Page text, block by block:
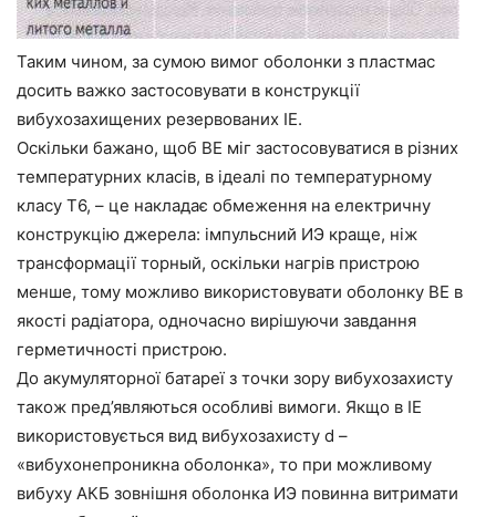
Таким чином, за сумою вимог оболонки з пластмас
досить важко застосовувати в конструкції
вибухозахищених резервованих ІЕ.
Оскільки бажано, щоб ВЕ міг застосовуватися в різних
температурних класів, в ідеалі по температурному
класу Т6, – це накладає обмеження на електричну
конструкцію джерела: імпульсний ИЭ краще, ніж
трансформації торный, оскільки нагрів пристрою
менше, тому можливо використовувати оболонку ВЕ в
якості радіатора, одночасно вирішуючи завдання
герметичності пристрою.
До акумуляторної батареї з точки зору вибухозахисту
також пред’являються особливі вимоги. Якщо в ІЕ
використовується вид вибухозахисту d –
«вибухонепроникна оболонка», то при можливому
вибуху АКБ зовнішня оболонка ИЭ повинна витримати